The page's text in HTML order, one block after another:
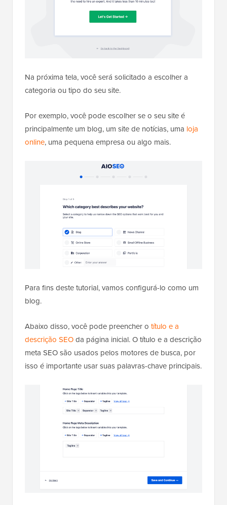
Na próxima tela, você será solicitado a escolher a
categoria ou tipo do seu site.
Por exemplo, você pode escolher se o seu site é
principalmente um blog, um site de notícias, uma loja
online, uma pequena empresa ou algo mais.
Para fins deste tutorial, vamos configurá-lo como um
blog.
Abaixo disso, você pode preencher o título e a
descrição SEOda página inicial. O título e a descrição
meta SEO são usados pelos motores de busca, por
isso é importante usar suas palavras-chave principais.